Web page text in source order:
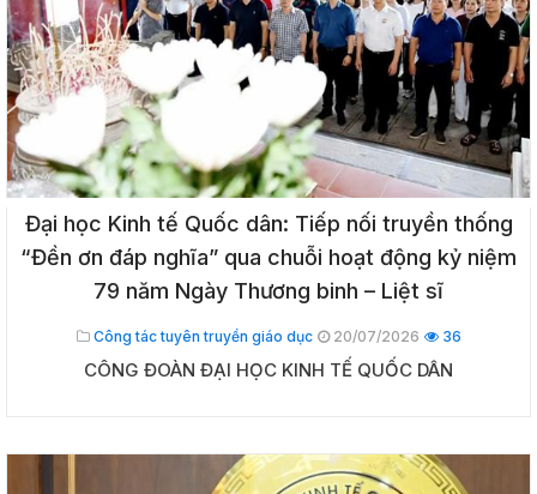
Đại học Kinh tế Quốc dân: Tiếp nối truyền thống
“Đền ơn đáp nghĩa” qua chuỗi hoạt động kỷ niệm
79 năm Ngày Thương binh – Liệt sĩ
Công tác tuyên truyền giáo dục 20/07/2026 36
CÔNG ĐOÀN ĐẠI HỌC KINH TẾ QUỐC DÂN